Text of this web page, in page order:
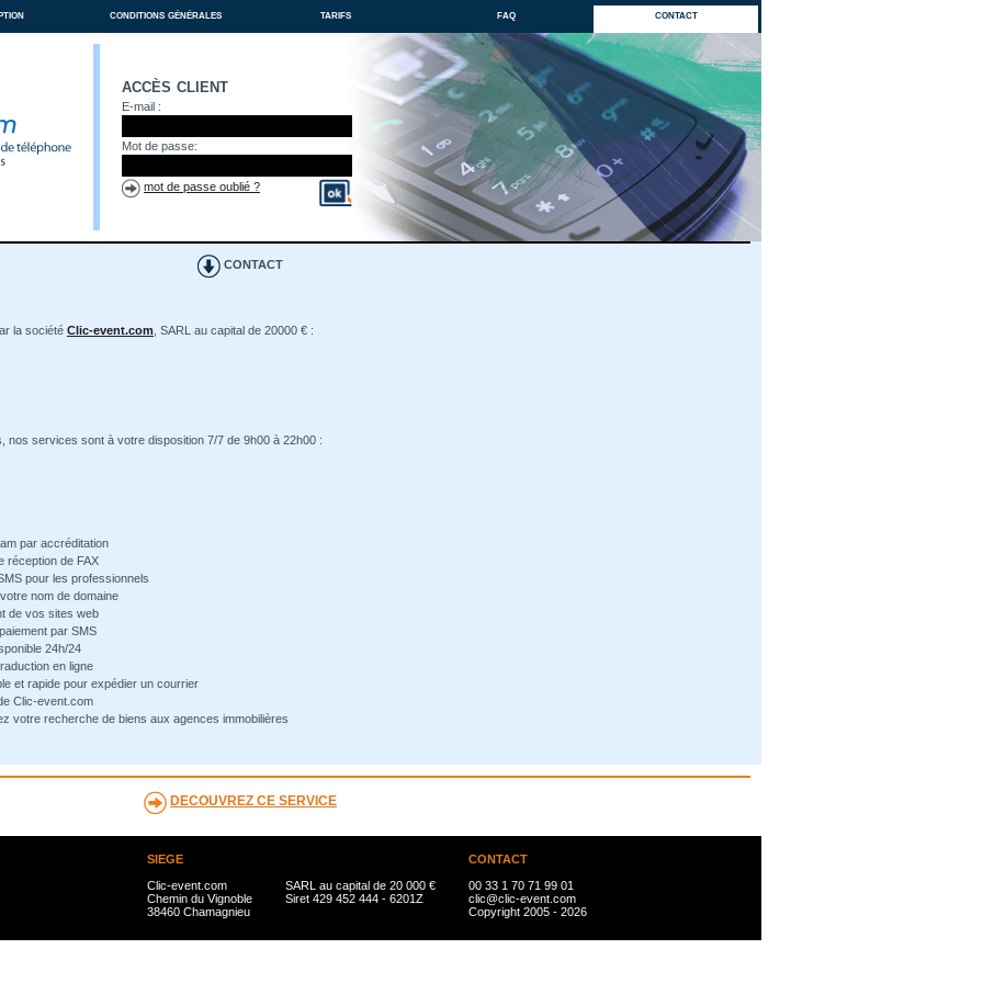
conditions générales tarifs faq contact
accès client
E-mail :
Mot de passe:
mot de passe oublié ?
CONTACT
la société Clic-event.com , SARL au capital de 20000 € :
nos services sont à votre disposition 7/7 de 9h00 à 22h00 :
par accréditation
réception de FAX
pour les professionnels
nom de domaine
de vos sites web
par SMS
24h/24
en ligne
et rapide pour expédier un courrier
Clic-event.com
votre recherche de biens aux agences immobilières
DECOUVREZ CE SERVICE
SIEGE
Clic-event.com
Chemin du Vignoble
38460 Chamagnieu
SARL au capital de 20 000 €
Siret 429 452 444 - 6201Z
CONTACT
00 33 1 70 71 99 01
clic@clic-event.com
Copyright 2005 - 2026